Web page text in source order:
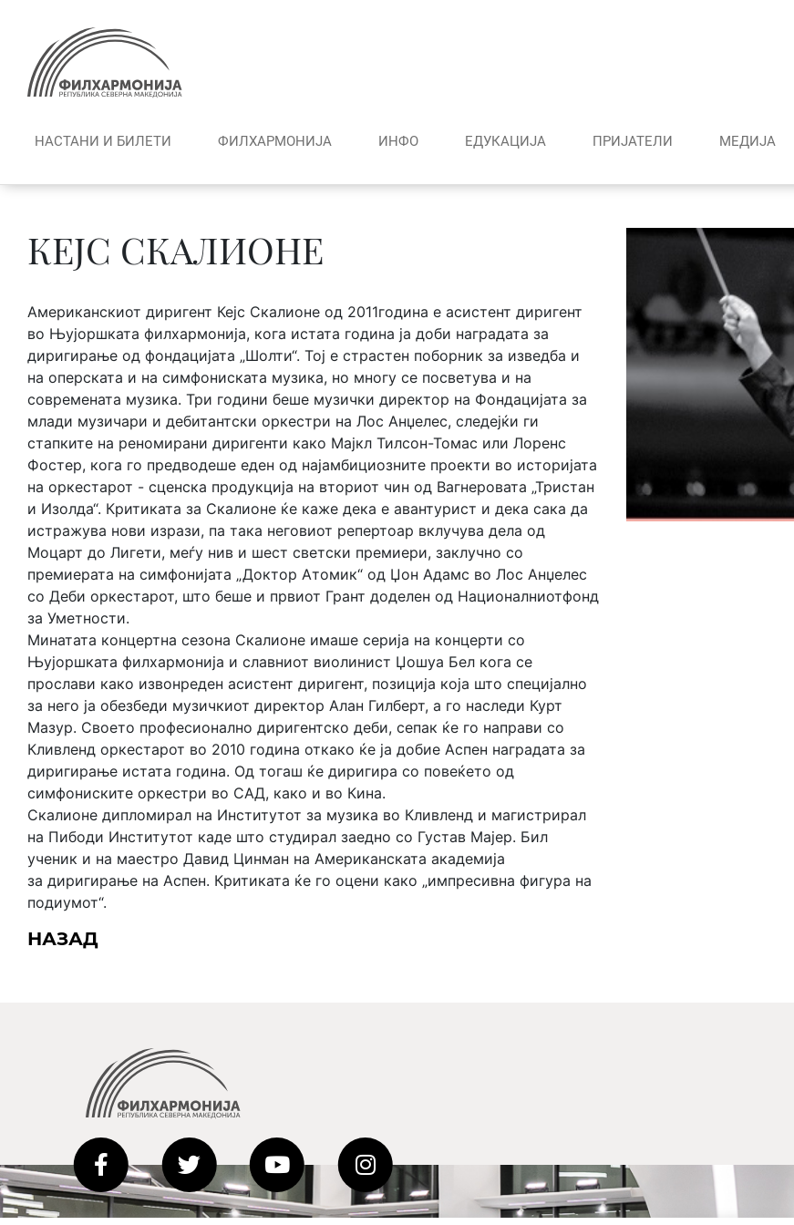
content
НАСТАНИ И БИЛЕТИ ФИЛХАРМОНИЈА ИНФО ЕДУКАЦИЈА ПРИЈАТЕЛИ МЕДИJА
КЕЈС СКАЛИОНЕ
Американскиот диригент Кејс Скалионе од 2011година е асистент диригент
во Њујоршката филхармонија, кога истата година ја доби наградата за
диригирање од фондацијата „Шолти“. Тој е страстен поборник за изведба и
на оперската и на симфониската музика, но многу се посветува и на
современата музика. Три години беше музички директор на Фондацијата за
млади музичари и дебитантски оркестри на Лос Анџелес, следејќи ги
стапките на реномирани диригенти како Мајкл Тилсон-Томас или Лоренс
Фостер, кога го предводеше еден од најамбициозните проекти во историјата
на оркестарот - сценска продукција на вториот чин од Вагнеровата „Тристан
и Изолда“. Критиката за Скалионе ќе каже дека е авантурист и дека сака да
истражува нови изрази, па така неговиот репертоар вклучува дела од
Моцарт до Лигети, меѓу нив и шест светски премиери, заклучно со
премиерата на симфонијата „Доктор Атомик“ од Џон Адамс во Лос Анџелес
со Деби оркестарот, што беше и првиот Грант доделен од Националниотфонд
за Уметности.
Минатата концертна сезона Скалионе имаше серија на концерти со
Њујоршката филхармонија и славниот виолинист Џошуа Бел кога се
прослави како извонреден асистент диригент, позиција која што специјално
за него ја обезбеди музичкиот директор Алан Гилберт, а го наследи Курт
Мазур. Своето професионално диригентско деби, сепак ќе го направи со
Кливленд оркестарот во 2010 година откако ќе ја добие Аспен наградата за
диригирање истата година. Од тогаш ќе диригира со повеќето од
симфониските оркестри во САД, како и во Кина.
Скалионе дипломирал на Институтот за музика во Кливленд и магистрирал
на Пибоди Институтот каде што студирал заедно со Густав Мајер. Бил
ученик и на маестро Давид Цинман на Американската академија
за диригирање на Аспен. Критиката ќе го оцени како „импресивна фигура на
подиумот“.
НАЗАД